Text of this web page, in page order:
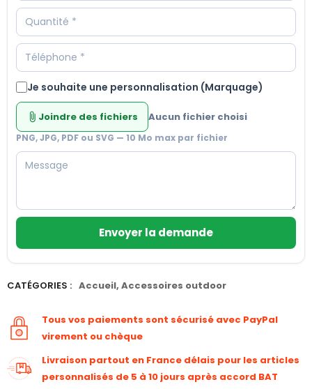
Je souhaite une personnalisation (Marquage)
attach_file Joindre des fichiers Aucun fichier choisi
PNG, JPG, PDF ou SVG — 10 Mo max par fichier
Envoyer la demande
CATÉGORIES : Accueil, Accessoires outdoor
Tous vos paiements sont sécurisé avec PayPal
virement ou chèque
Livraison partout en France délais pour les articles
personnalisés de 5 à 10 jours après accord BAT